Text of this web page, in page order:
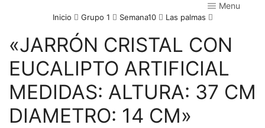
Menu
Inicio Grupo 1 Semana10 Las palmas
«JARRÓN CRISTAL CON
EUCALIPTO ARTIFICIAL
MEDIDAS: ALTURA: 37 CM
DIAMETRO: 14 CM»